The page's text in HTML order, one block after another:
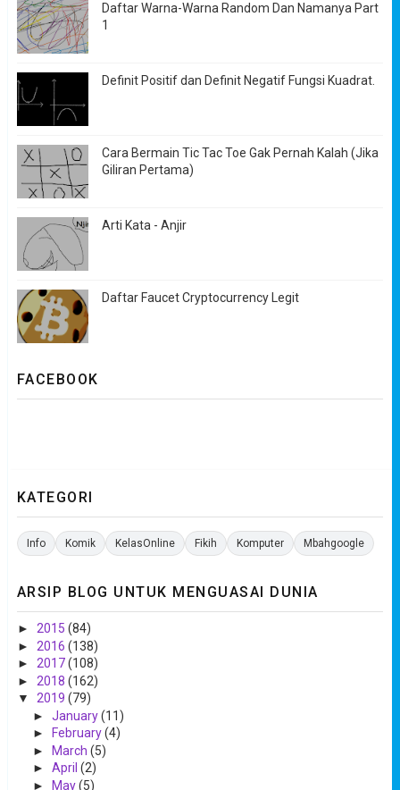
Daftar Warna-Warna Random Dan Namanya Part
1
Definit Positif dan Definit Negatif Fungsi Kuadrat.
Cara Bermain Tic Tac Toe Gak Pernah Kalah (Jika
Giliran Pertama)
Arti Kata - Anjir
Daftar Faucet Cryptocurrency Legit
FACEBOOK
KATEGORI
Info Komik KelasOnline Fikih Komputer Mbahgoogle
ARSIP BLOG UNTUK MENGUASAI DUNIA
► 2015 (84)
► 2016 (138)
► 2017(108)
► 2018 (162)
▼ 2019 (79)
► January(11)
►
February(4)
► March (5)
► April (2)
► May(5)